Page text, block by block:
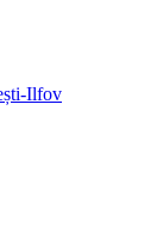
Ilfov